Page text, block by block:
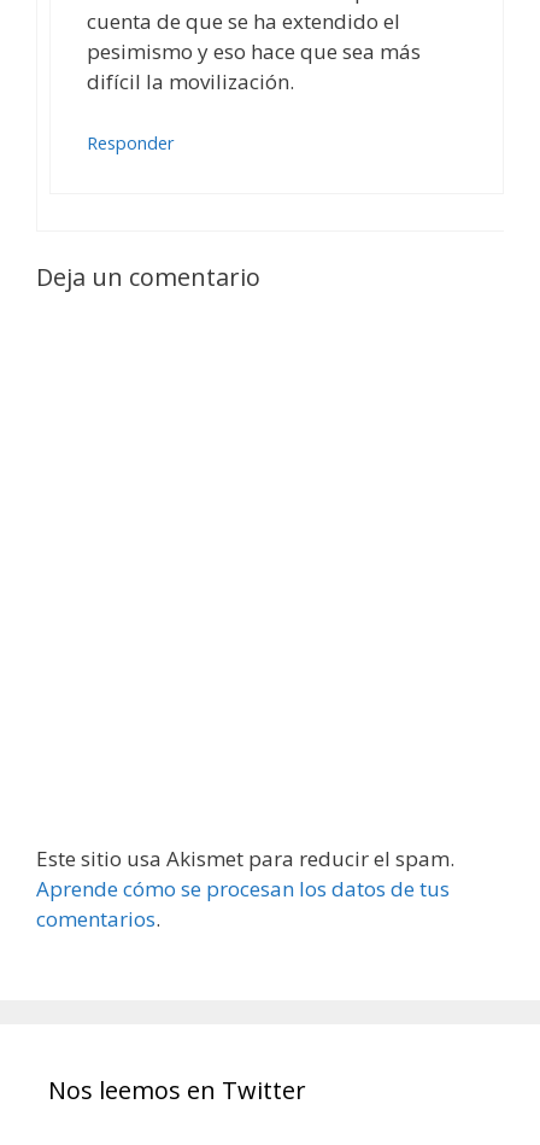
cuenta de que se ha extendido el
pesimismo y eso hace que sea más
difícil la movilización.
Responder
Deja un comentario
Este sitio usa Akismet para reducir el spam.
Aprende cómo se procesan los datos de tus
comentarios.
Nos leemos en Twitter